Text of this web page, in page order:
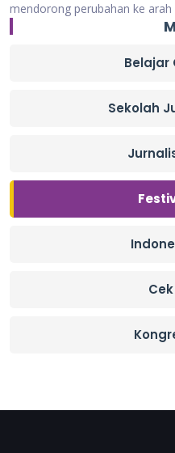
mendorong perubahan ke arah
Belajar
Sekolah